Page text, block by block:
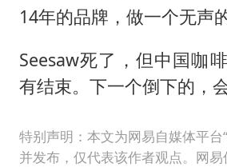
14年的品牌，做一个无声
Seesaw死了，但中国咖
有结束。下一个倒下的，
特别声明：本文为网易自媒体平台
并发布，仅代表该作者观点。网